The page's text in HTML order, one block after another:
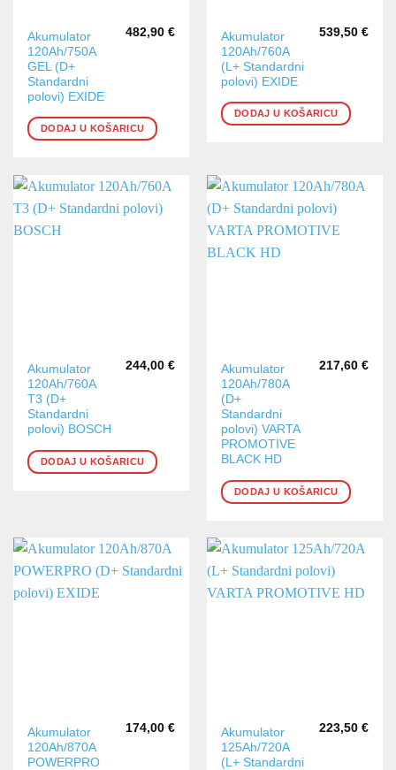
Akumulator
120Ah/750A
GEL (D+
Standardni
polovi) EXIDE
482,90 €
DODAJ U KOŠARICU
Akumulator
120Ah/760A
(L+ Standardni
polovi) EXIDE
539,50 €
DODAJ U KOŠARICU
Akumulator
120Ah/760A
T3 (D+
Standardni
polovi) BOSCH
244,00 €
DODAJ U KOŠARICU
Akumulator
120Ah/780A
(D+
Standardni
polovi) VARTA
PROMOTIVE
BLACK HD
217,60 €
DODAJ U KOŠARICU
Akumulator
120Ah/870A
POWERPRO
174,00 €
Akumulator
125Ah/720A
(L+ Standardni
223,50 €